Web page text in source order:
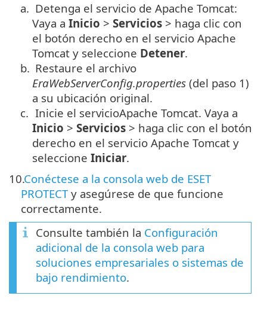
a. Detenga el servicio de Apache Tomcat:
Vaya a Inicio > Servicios > haga clic con
el botón derecho en el servicio Apache
Tomcat y seleccione Detener.
b. Restaure el archivo
EraWebServerConfig.properties (del paso 1)
a su ubicación original.
c. Inicie el servicioApache Tomcat. Vaya a
Inicio > Servicios > haga clic con el botón
derecho en el servicio Apache Tomcat y
seleccione Iniciar.
10.Conéctese a la consola web de ESET
PROTECTy asegúrese de que funcione
correctamente.
Consulte también la Configuración
adicional de la consola web para
soluciones empresariales o sistemas de
bajo rendimiento.